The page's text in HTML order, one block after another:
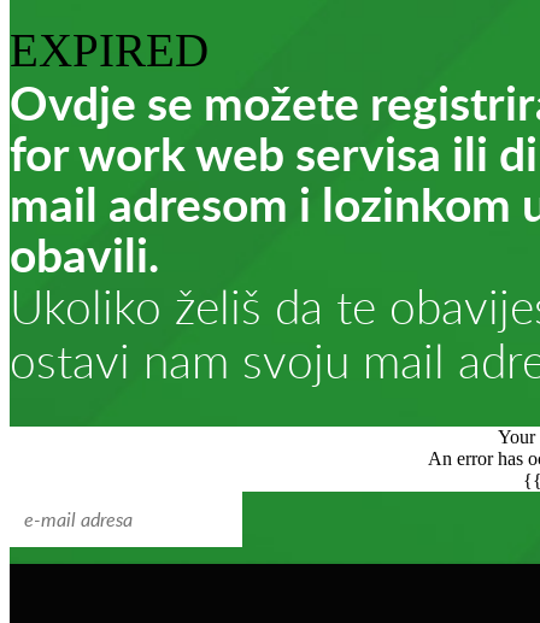
EXPIRED
Ovdje se možete
for work web servisa ili
mail adresom i lozinkom
obavili.
Ukoliko želiš da te
ostavi nam svoju mail
Your
An error has